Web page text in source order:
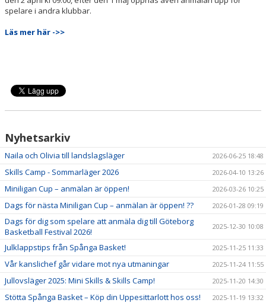
spelare i andra klubbar.
Läs mer här ->>
Nyhetsarkiv
Naila och Olivia till landslagsläger 2026-06-25 18:48
Skills Camp - Sommarläger 2026 2026-04-10 13:26
Miniligan Cup – anmälan är öppen! 2026-03-26 10:25
Dags för nästa Miniligan Cup – anmälan är öppen! ?? 2026-01-28 09:19
Dags för dig som spelare att anmäla dig till Göteborg
Basketball Festival 2026!
2025-12-30 10:08
Julklappstips från Spånga Basket! 2025-11-25 11:33
Vår kanslichef går vidare mot nya utmaningar 2025-11-24 11:55
Jullovsläger 2025: Mini Skills & Skills Camp! 2025-11-20 14:30
Stötta Spånga Basket – Köp din Uppesittarlott hos oss! 2025-11-19 13:32